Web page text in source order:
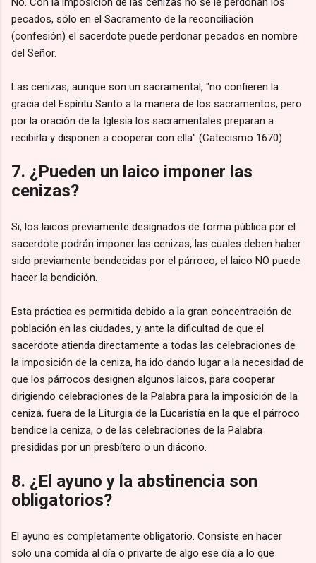
pecados, sólo en el Sacramento de la reconciliación
(confesión) el sacerdote puede perdonar pecados en nombre
del Señor.
Las cenizas, aunque son un sacramental, "no confieren la
gracia del Espíritu Santo a la manera de los sacramentos, pero
por la oración de la Iglesia los sacramentales preparan a
recibirla y disponen a cooperar con ella" (Catecismo 1670)
7. ¿Pueden un laico imponer las
cenizas?
Si, los laicos previamente designados de forma pública por el
sacerdote podrán imponer las cenizas, las cuales deben haber
sido previamente bendecidas por el párroco, el laico NO puede
hacer la bendición.
Esta práctica es permitida debido a la gran concentración de
población en las ciudades, y ante la dificultad de que el
sacerdote atienda directamente a todas las celebraciones de
la imposición de la ceniza, ha ido dando lugar a la necesidad de
que los párrocos designen algunos laicos, para cooperar
dirigiendo celebraciones de la Palabra para la imposición de la
ceniza, fuera de la Liturgia de la Eucaristía en la que el párroco
bendice la ceniza, o de las celebraciones de la Palabra
presididas por un presbítero o un diácono.
8. ¿El ayuno y la abstinencia son
obligatorios?
El ayuno es completamente obligatorio. Consiste en hacer
solo una comida al día o privarte de algo ese día a lo que